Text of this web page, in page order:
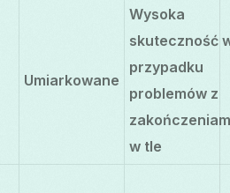
Umiarkowane
Wysoka
skuteczność
przypadku
problemów z
w tle